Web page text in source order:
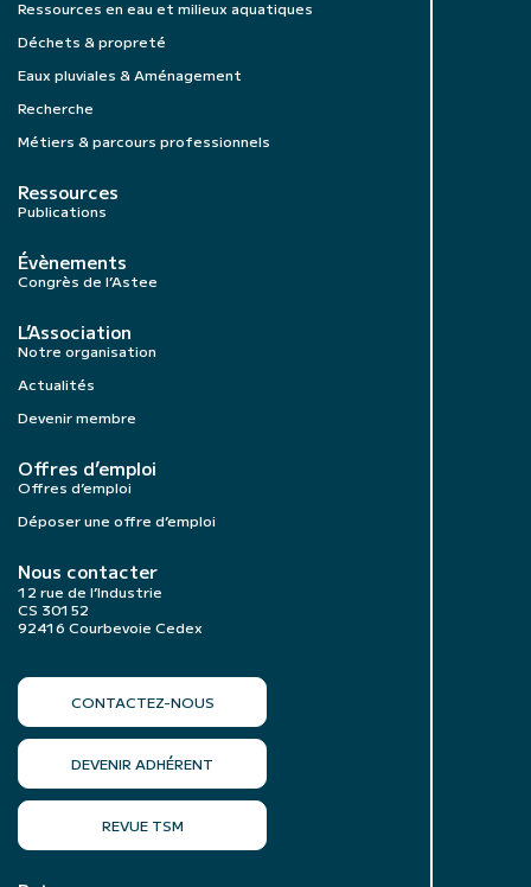
Ressources en eau et milieux aquatiques
Déchets & propreté
Eaux pluviales & Aménagement
Recherche
Métiers & parcours professionnels
Ressources
Publications
Évènements
Congrès de l’Astee
L’Association
Notre organisation
Actualités
Devenir membre
Offres d’emploi
Offres d’emploi
Déposer une offre d’emploi
Nous contacter
12 rue de l’Industrie
CS 30152
92416 Courbevoie Cedex
CONTACTEZ-NOUS
DEVENIR ADHÉRENT
REVUE TSM